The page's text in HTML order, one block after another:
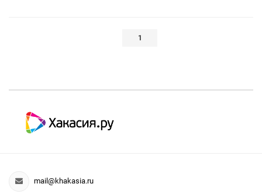
1
mail@khakasia.ru